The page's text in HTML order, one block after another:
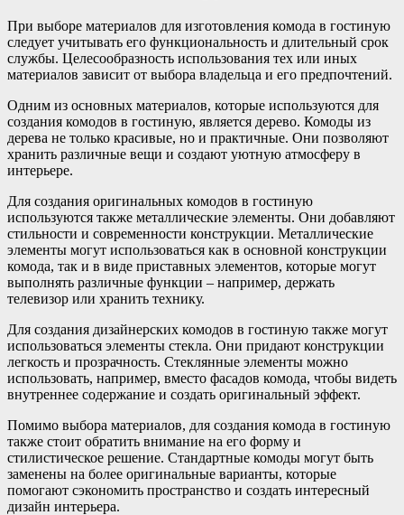
При выборе материалов для изготовления комода в гостиную
следует учитывать его функциональность и длительный срок
службы. Целесообразность использования тех или иных
материалов зависит от выбора владельца и его предпочтений.
Одним из основных материалов, которые используются для
создания комодов в гостиную, является дерево. Комоды из
дерева не только красивые, но и практичные. Они позволяют
хранить различные вещи и создают уютную атмосферу в
интерьере.
Для создания оригинальных комодов в гостиную
используются также металлические элементы. Они добавляют
стильности и современности конструкции. Металлические
элементы могут использоваться как в основной конструкции
комода, так и в виде приставных элементов, которые могут
выполнять различные функции – например, держать
телевизор или хранить технику.
Для создания дизайнерских комодов в гостиную также могут
использоваться элементы стекла. Они придают конструкции
легкость и прозрачность. Стеклянные элементы можно
использовать, например, вместо фасадов комода, чтобы видеть
внутреннее содержание и создать оригинальный эффект.
Помимо выбора материалов, для создания комода в гостиную
также стоит обратить внимание на его форму и
стилистическое решение. Стандартные комоды могут быть
заменены на более оригинальные варианты, которые
помогают сэкономить пространство и создать интересный
дизайн интерьера.